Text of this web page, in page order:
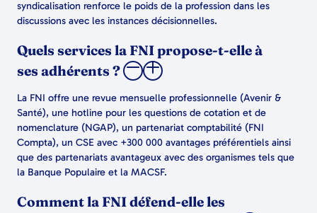
syndicalisation renforce le poids de la profession dans les
discussions avec les instances décisionnelles.
Quels services la FNI propose-t-elle à
ses adhérents ?
La FNI offre une revue mensuelle professionnelle (Avenir &
Santé), une hotline pour les questions de cotation et de
nomenclature (NGAP), un partenariat comptabilité (FNI
Compta), un CSE avec +300 000 avantages préférentiels ainsi
que des partenariats avantageux avec des organismes tels que
la Banque Populaire et la MACSF.
Comment la FNI défend-elle les